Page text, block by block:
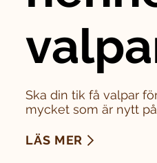
Ska din tik få valpar
mycket som är nytt
LÄS MER